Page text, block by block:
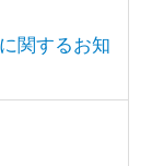
関するお知